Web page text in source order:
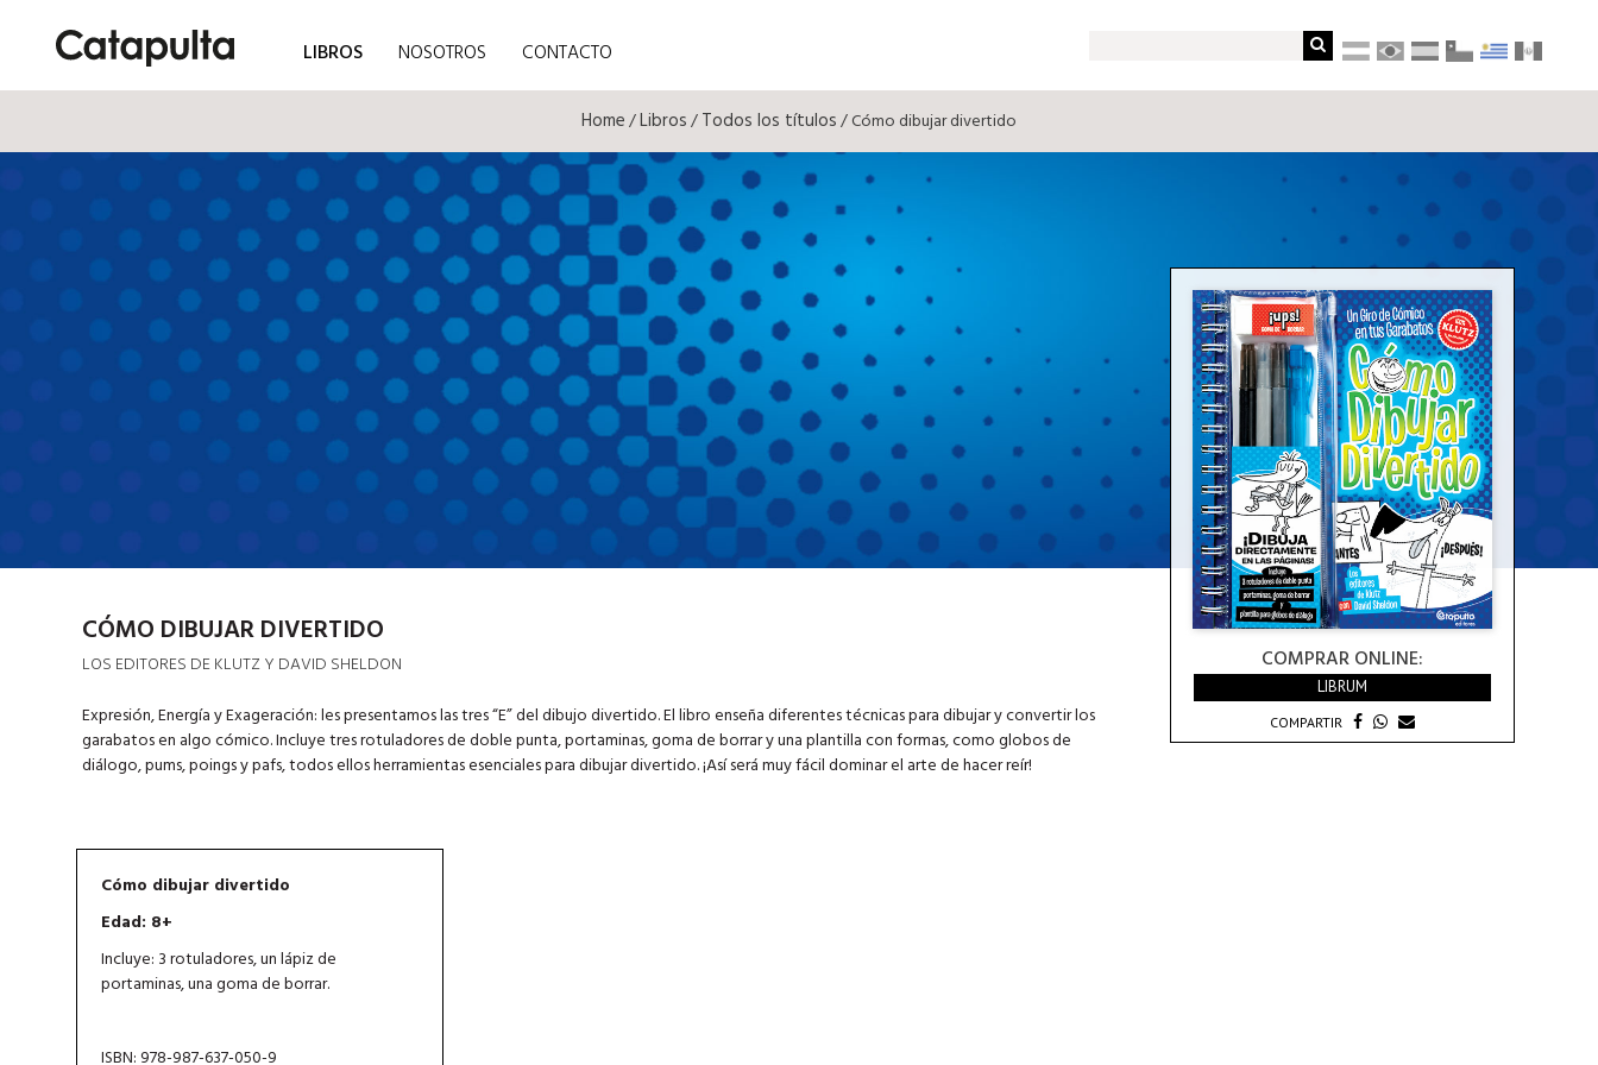
LIBROS NOSOTROS CONTACTO
Home/Libros/Todos los títulos/ Cómo dibujar divertido
COMPRAR ONLINE:
LIBRUM
COMPARTIR
CÓMO DIBUJAR DIVERTIDO
LOS EDITORES DE KLUTZ Y DAVID SHELDON
Expresión, Energía y Exageración: les presentamos las tres “E” del dibujo divertido. El libro enseña diferentes técnicas para dibujar y convertir los
garabatos en algo cómico. Incluye tres rotuladores de doble punta, portaminas, goma de borrar y una plantilla con formas, como globos de
diálogo, pums, poings y pafs, todos ellos herramientas esenciales para dibujar divertido. ¡Así será muy fácil dominar el arte de hacer reír!
Cómo dibujar divertido
Edad: 8+
Incluye: 3 rotuladores, un lápiz de
portaminas, una goma de borrar.
ISBN: 978-987-637-050-9